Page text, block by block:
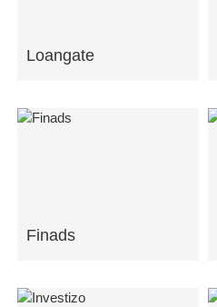
Loangate
Finads